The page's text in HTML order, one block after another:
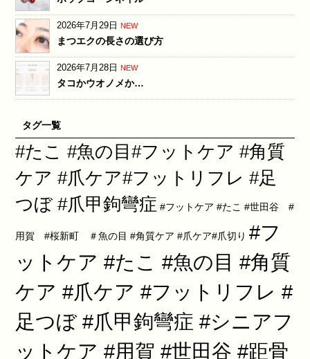
2026年7月29日 NEW
まつエクの長さの選び方
2026年7月28日 NEW
タコかウオノメか…
タグ一覧
#たこ #魚の目#フットケア #角質
ケア #爪ケア#フットリフレ #足
つぼ #爪甲鉤彎症 #フットケア #たこ #世田谷 #
用賀 #桜新町 ＃魚の目 #角質ケア #爪ケア#爪切り #フ
ットケア #たこ #魚の目 #角質
ケア #爪ケア #フットリフレ #
足つぼ #爪甲鉤彎症 #シニアフ
ットケア #用賀 #世田谷 #距骨